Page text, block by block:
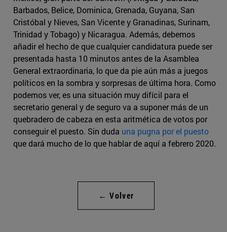
Barbados, Belice, Dominica, Grenada, Guyana, San
Cristóbal y Nieves, San Vicente y Granadinas, Surinam,
Trinidad y Tobago) y Nicaragua. Además, debemos
añadir el hecho de que cualquier candidatura puede ser
presentada hasta 10 minutos antes de la Asamblea
General extraordinaria, lo que da pie aún más a juegos
políticos en la sombra y sorpresas de última hora. Como
podemos ver, es una situación muy difícil para el
secretario general y de seguro va a suponer más de un
quebradero de cabeza en esta aritmética de votos por
conseguir el puesto. Sin duda una pugna por el puesto
que dará mucho de lo que hablar de aquí a febrero 2020.
← Volver